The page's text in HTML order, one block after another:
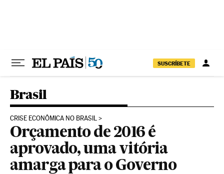
SUSCRÍBETE
Brasil
CRISE ECONÔMICA NO BRASIL
Orçamento de 2016 é
aprovado, uma vitória
amarga para o Governo